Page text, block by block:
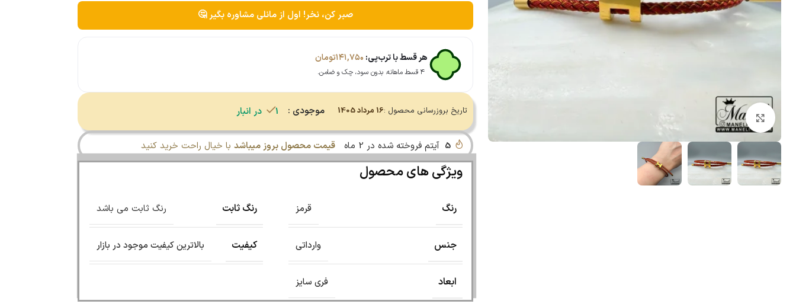
بزرگنمایی تصویر
صبر کن، نخر! اول از مانلی مشاوره بگیر 🤔
هر قسط با ترب‌پی: ۱۴۱,۷۵۰تومان
۴ قسط ماهانه. بدون سود، چک و ضامن.
16 مرداد 1405تاریخ بروزرسانی محصول : موجودی : 1 در انبار
5 آیتم فروخته شده در 2 ماه قیمت محصول بروز میباشد با خیال راحت خرید کنید
ویژگی های محصول
رنگ قرمز رنگ ثابت رنگ ثابت می باشد
جنس وارداتی کیفیت بالاترین کیفیت موجود در بازار
ابعاد فری سایز